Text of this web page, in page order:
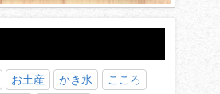
お土産 かき氷
こころ